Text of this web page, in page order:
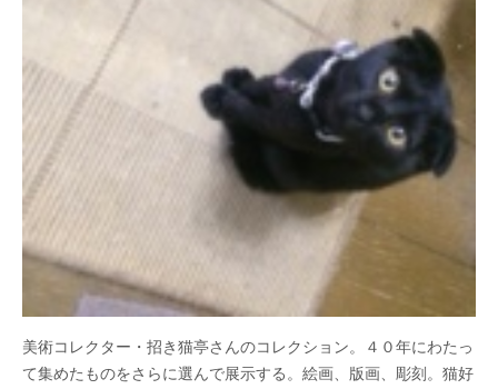
美術コレクター・招き猫亭さんのコレクション。４０年にわたっ
て集めたものをさらに選んで展示する。絵画、版画、彫刻。猫好